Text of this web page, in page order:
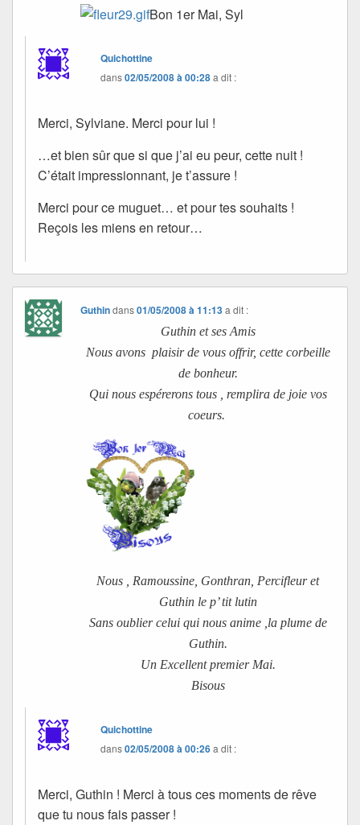
Bon 1er Mai, Syl
Quichottine
dans02/05/2008 à 00:28a dit :
Merci, Sylviane. Merci pour lui !
…et bien sûr que si que j’ai eu peur, cette nuit !
C’était impressionnant, je t’assure !
Merci pour ce muguet… et pour tes souhaits !
Reçois les miens en retour…
Guthindans01/05/2008 à 11:13 a dit :
Guthin et sesAmis
Nous avons plaisir de vous offrir, cette corbeille
de bonheur.
Qui nous espérerons tous , remplira de joie vos
coeurs.
Nous , Ramoussine, Gonthran, Percifleur et
Guthin le p’ tit lutin
Sans oublier celui qui nous anime ,la plume de
Guthin.
Un Excellent premier Mai.
Bisous
Quichottine
dans02/05/2008 à 00:26a dit :
Merci, Guthin ! Merci à tous ces moments de rêve
que tu nous fais passer !